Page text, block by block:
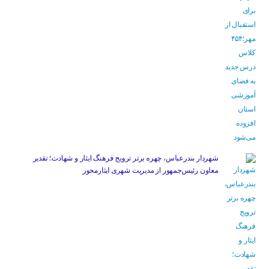
شهردار بندرعباس، چهره برتر ترویج فرهنگ ایثار و شهادت؛ تقدیر
معاون رئیس‌جمهور از مدیریت شهری ایثارمحور